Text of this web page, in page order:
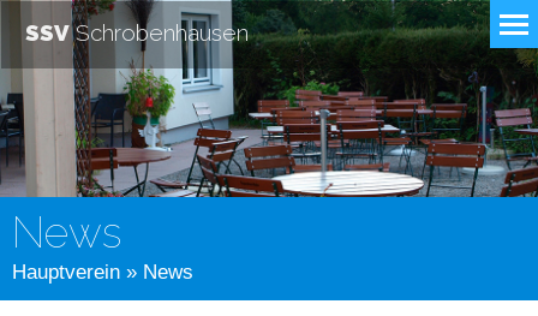
SSVSchrobenhausen
News
Hauptverein » News